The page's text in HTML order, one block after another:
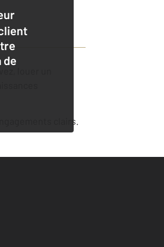
de
louer un
clairs.